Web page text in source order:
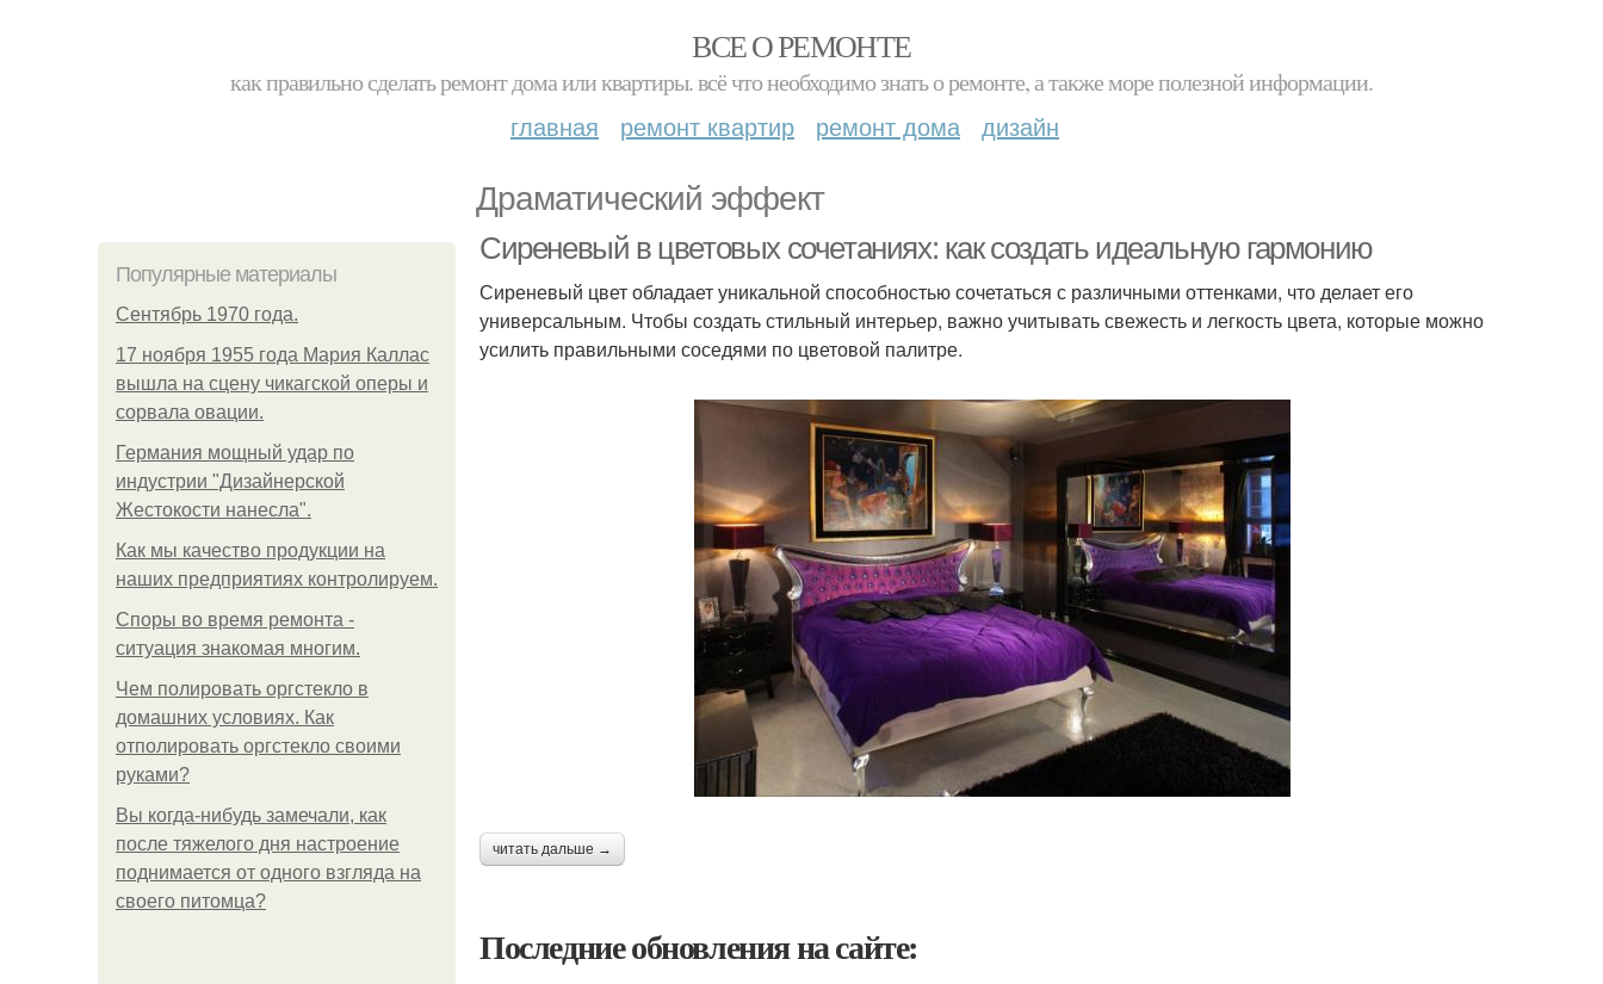
ВСЕ О РЕМОНТЕ
как правильно сделать ремонт дома или квартиры. всё что необходимо знать о ремонте, а также море полезной информации.
главная ремонт квартир ремонт дома дизайн
Драматический эффект
Популярные материалы
Сентябрь 1970 года.
17 ноября 1955 года Мария Каллас
вышла на сцену чикагской оперы и
сорвала овации.
Германия мощный удар по
индустрии "Дизайнерской
Жестокости нанесла".
Как мы качество продукции на
наших предприятиях контролируем.
Споры во время ремонта -
ситуация знакомая многим.
Чем полировать оргстекло в
домашних условиях. Как
отполировать оргстекло своими
руками?
Вы когда-нибудь замечали, как
после тяжелого дня настроение
поднимается от одного взгляда на
своего питомца?
Сиреневый в цветовых сочетаниях: как создать идеальную гармонию
Сиреневый цвет обладает уникальной способностью сочетаться с различными оттенками, что делает его
универсальным. Чтобы создать стильный интерьер, важно учитывать свежесть и легкость цвета, которые можно
усилить правильными соседями по цветовой палитре.
читать дальше →
Последние обновления на сайте: